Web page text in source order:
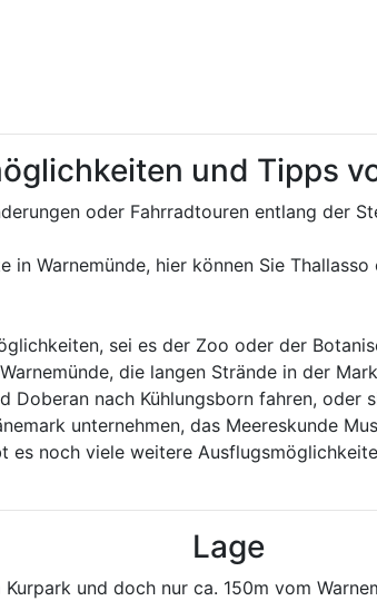
und Tipps
oder Fahrradtouren entlang der
Warnemünde, hier können Sie
sei es der Zoo oder der
die langen Strände in der
nach Kühlungsborn fahren, oder
unternehmen, das Meereskunde
noch viele weitere
Lage
und doch nur ca. 150m vom